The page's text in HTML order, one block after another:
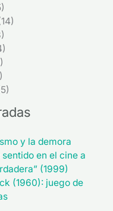
y la demora
en el cine a
(1999)
(1960): juego de